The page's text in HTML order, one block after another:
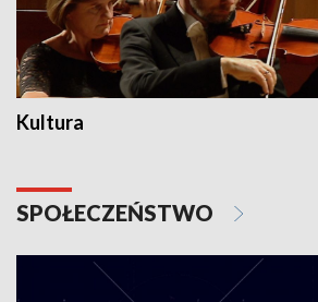
Kultura
SPOŁECZEŃSTWO